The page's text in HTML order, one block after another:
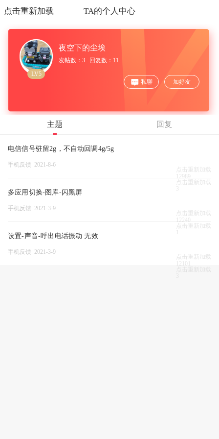
点击重新加载 TA的个人中心
LV5
夜空下的尘埃
发帖数：3 回复数：11
私聊 加好友
主题 回复
电信信号驻留2g，不自动回调4g/5g
手机反馈 2021-8-6
点击重新加载
12989
点击重新加载
3
多应用切换-图库-闪黑屏
手机反馈 2021-3-9
点击重新加载
12240
点击重新加载
设置-声音-呼出电话振动 无效
手机反馈 2021-3-9
点击重新加载
12101
3